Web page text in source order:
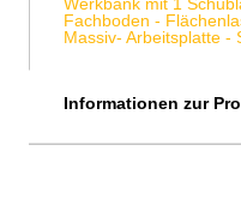
Fachboden -
Massiv- Arbeitsplatte -
Informationen zur